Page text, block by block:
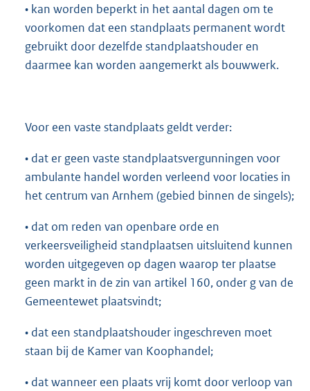
• kan worden beperkt in het aantal dagen om te
voorkomen dat een standplaats permanent wordt
gebruikt door dezelfde standplaatshouder en
daarmee kan worden aangemerkt als bouwwerk.
Voor een vaste standplaats geldt verder:
• dat er geen vaste standplaatsvergunningen voor
ambulante handel worden verleend voor locaties in
het centrum van Arnhem (gebied binnen de singels);
• dat om reden van openbare orde en
verkeersveiligheid standplaatsen uitsluitend kunnen
worden uitgegeven op dagen waarop ter plaatse
geen markt in de zin van artikel 160, onder g van de
Gemeentewet plaatsvindt;
• dat een standplaatshouder ingeschreven moet
staan bij de Kamer van Koophandel;
• dat wanneer een plaats vrij komt door verloop van